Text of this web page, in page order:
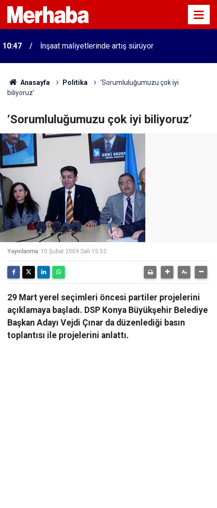
10:47 İnşaat maliyetlerinde artış sürüyor
Anasayfa Politika
‘Sorumluluğumuzu çok iyi
biliyoruz’
‘Sorumluluğumuzu çok iyi biliyoruz’
Yayınlanma: 10 Şubat 2009 Salı 15:52
29 Mart yerel seçimleri öncesi partiler projelerini
açıklamaya başladı. DSP Konya Büyükşehir Belediye
Başkan Adayı Vejdi Çınar da düzenlediği basın
toplantısı ile projelerini anlattı.